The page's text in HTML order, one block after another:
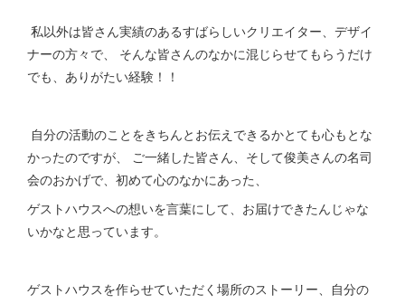
私以外は皆さん実績のあるすばらしいクリエイター、デザイ
ナーの方々で、 そんな皆さんのなかに混じらせてもらうだけ
でも、ありがたい経験！！
自分の活動のことをきちんとお伝えできるかとても心もとな
かったのですが、 ご一緒した皆さん、そして俊美さんの名司
会のおかげで、初めて心のなかにあった、
ゲストハウスへの想いを言葉にして、お届けできたんじゃな
いかなと思っています。
ゲストハウスを作らせていただく場所のストーリー、自分の